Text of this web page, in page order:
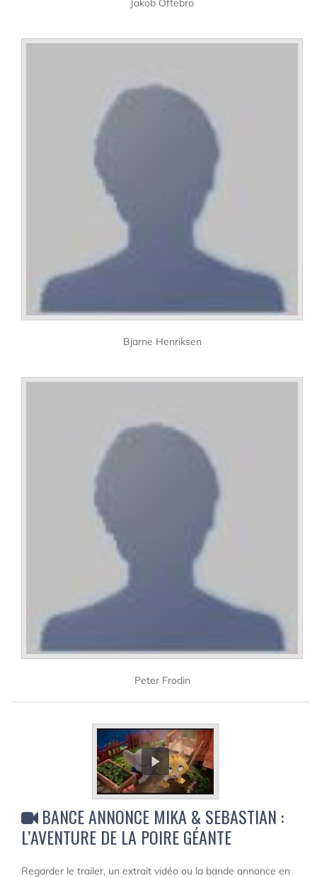
Jakob Oftebro
Bjarne Henriksen
Peter Frodin
BANCE ANNONCE MIKA & SEBASTIAN :
L’AVENTURE DE LA POIRE GÉANTE
Regarder le trailer, un extrait vidéo ou la bande annonce en